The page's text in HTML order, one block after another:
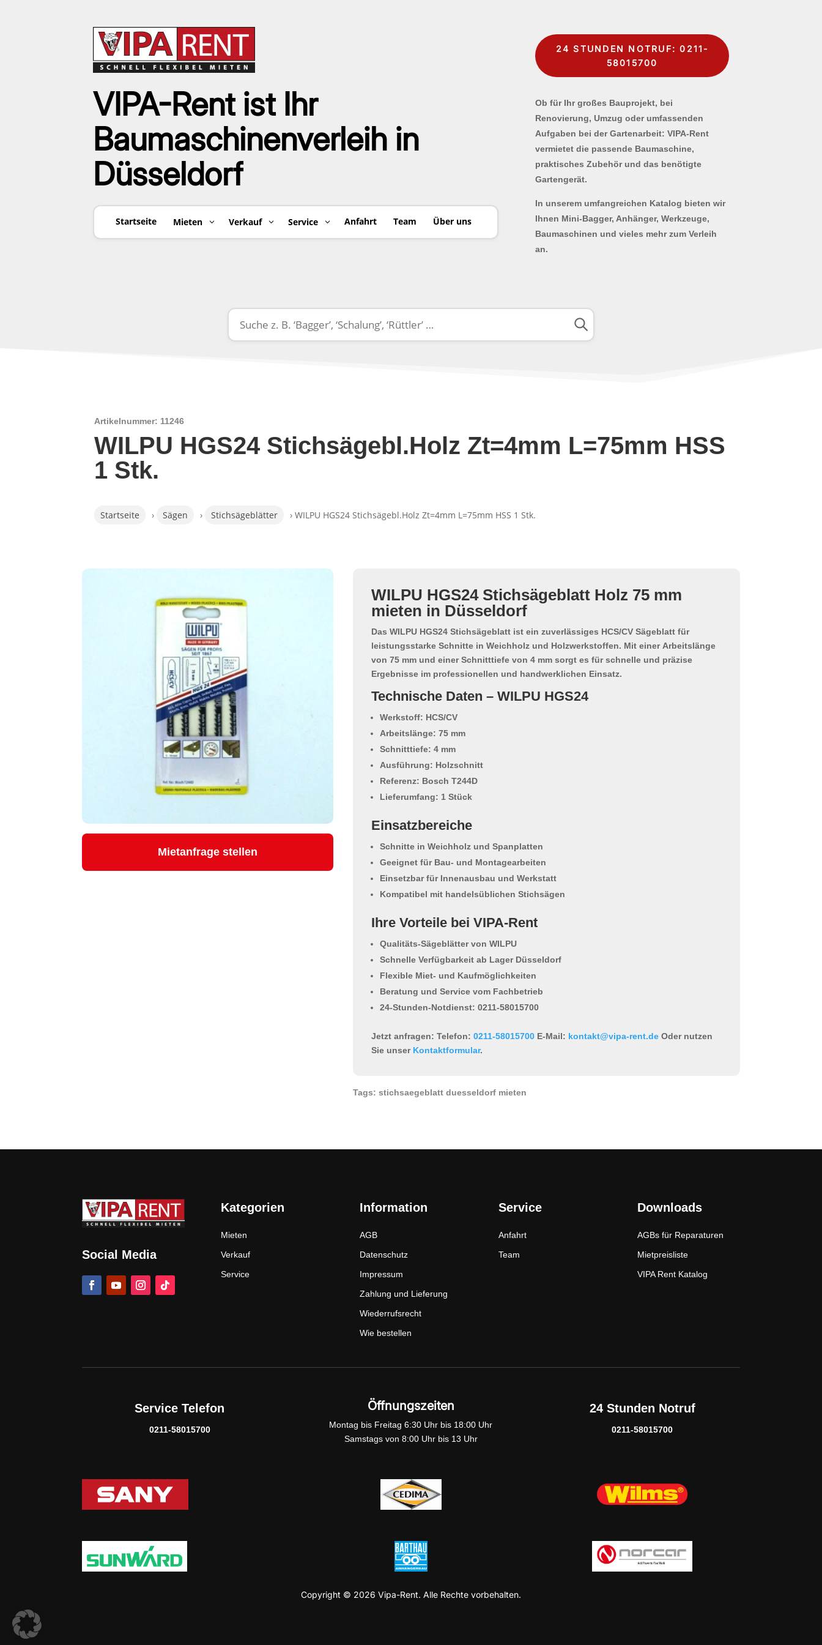
VIPA-Rent ist Ihr
Baumaschinenverleih in
Düsseldorf
Startseite Mieten Verkauf Service Anfahrt Team Über uns
24 STUNDEN NOTRUF: 0211-
58015700
Ob für Ihr großes Bauprojekt, bei
Renovierung, Umzug oder umfassenden
Aufgaben bei der Gartenarbeit: VIPA-Rent
vermietet die passende Baumaschine,
praktisches Zubehör und das benötigte
Gartengerät.
In unserem umfangreichen Katalog bieten wir
Ihnen Mini-Bagger, Anhänger, Werkzeuge,
Baumaschinen und vieles mehr zum Verleih
an.
Artikelnummer: 11246
WILPU HGS24 Stichsägebl.Holz Zt=4mm L=75mm HSS
1 Stk.
Startseite › Sägen › Stichsägeblätter › WILPU HGS24 Stichsägebl.Holz Zt=4mm L=75mm HSS 1 Stk.
Mietanfrage stellen
WILPU HGS24 Stichsägeblatt Holz 75 mm
mieten in Düsseldorf
DasWILPU HGS24 Stichsägeblatt ist ein zuverlässiges HCS/CV Sägeblatt für
leistungsstarke Schnitte in Weichholz und Holzwerkstoffen. Mit einerArbeitslänge
von 75 mm und einerSchnitttiefe von 4 mm sorgt es für schnelle und präzise
Ergebnisse im professionellen und handwerklichen Einsatz.
Technische Daten – WILPU HGS24
Werkstoff: HCS/CV
Arbeitslänge: 75 mm
Schnitttiefe: 4 mm
Ausführung: Holzschnitt
Referenz: Bosch T244D
Lieferumfang: 1 Stück
Einsatzbereiche
Schnitte in Weichholz und Spanplatten
Geeignet für Bau- und Montagearbeiten
Einsetzbar für Innenausbau und Werkstatt
Kompatibel mit handelsüblichen Stichsägen
Ihre Vorteile bei VIPA-Rent
Qualitäts-Sägeblätter von WILPU
Schnelle Verfügbarkeit ab Lager Düsseldorf
Flexible Miet- und Kaufmöglichkeiten
Beratung und Service vom Fachbetrieb
24-Stunden-Notdienst: 0211-58015700
Jetzt anfragen: Telefon:0211-58015700 E-Mail: kontakt@vipa-rent.de Oder nutzen
Sie unser Kontaktformular.
Tags: stichsaegeblatt duesseldorf mieten
Social Media
Kategorien
Mieten
Verkauf
Service
Information
AGB
Datenschutz
Impressum
Zahlung und Lieferung
Wiederrufsrecht
Wie bestellen
Service
Anfahrt
Team
Downloads
AGBs für Reparaturen
Mietpreisliste
VIPA Rent Katalog
Service Telefon
0211-58015700
Öffnungszeiten
Montag bis Freitag 6:30 Uhr bis 18:00 Uhr
Samstags von 8:00 Uhr bis 13 Uhr
24 Stunden Notruf
0211-58015700
Copyright © 2026 Vipa-Rent. Alle Rechte vorbehalten.